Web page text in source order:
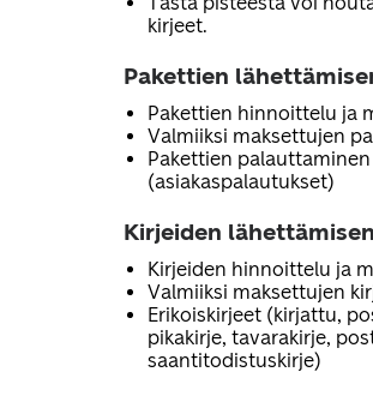
kirjeet.
Pakettien
Pakettien hinnoittelu ja
Valmiiksi maksettujen
Pakettien palauttaminen
(asiakaspalautukset)
Kirjeiden
Kirjeiden hinnoittelu ja
Valmiiksi maksettujen
Erikoiskirjeet (kirjattu,
pikakirje, tavarakirje,
saantitodistuskirje)